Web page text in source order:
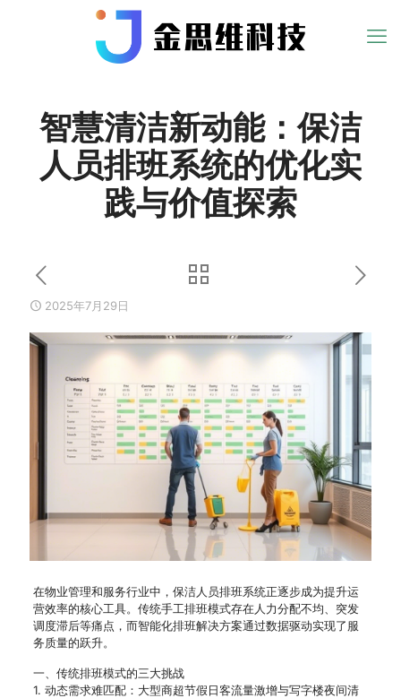
智慧清洁新动能：保洁
人员排班系统的优化实
践与价值探索
2025年7月29日
在物业管理和服务行业中，保洁人员排班系统正逐步成为提升运
营效率的核心工具。传统手工排班模式存在人力分配不均、突发
调度滞后等痛点，而智能化排班解决方案通过数据驱动实现了服
务质量的跃升。
一、传统排班模式的三大挑战
1. 动态需求难匹配：大型商超节假日客流量激增与写字楼夜间清